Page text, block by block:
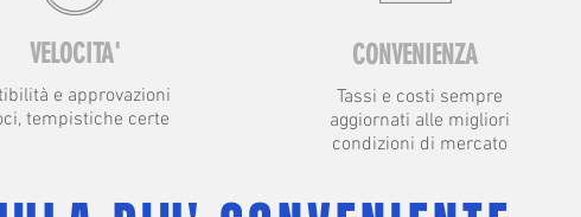
VELOCITA'
e approvazioni
tempistiche certe
CONVENIENZA
Tassi e costi sempre
aggiornati alle migliori
condizioni di mercato